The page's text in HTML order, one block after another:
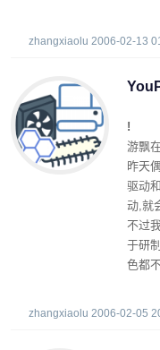
2003
zhangxiaolu 2006-02-13
!
游飘
昨天
驱动
动,就
不过
于研
色都
zhangxiaolu 2006-02-05